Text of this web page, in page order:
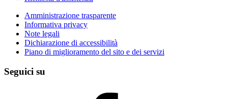
Amministrazione trasparente
Informativa privacy
Note legali
Dichiarazione di accessibilità
Piano di miglioramento del sito e dei servizi
Seguici su